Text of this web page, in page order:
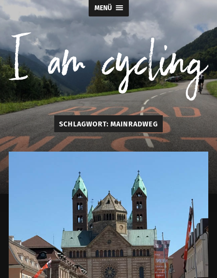
MENÜ
I
am
cycling
SCHLAGWORT: MAINRADWEG